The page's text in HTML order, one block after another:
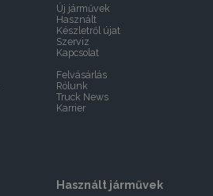
Új járművek
Használt
Készletről újat
Szerviz
Kapcsolat
Felvásárlás
Rólunk
Truck News
Karrier
Használt járművek